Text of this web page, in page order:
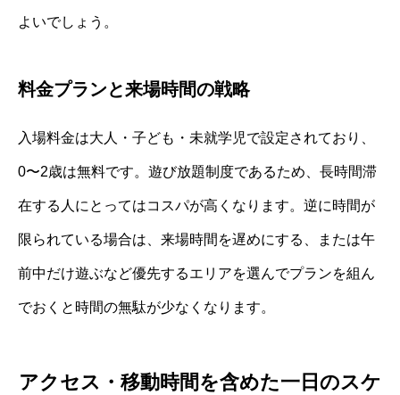
よいでしょう。
料金プランと来場時間の戦略
入場料金は大人・子ども・未就学児で設定されており、
0〜2歳は無料です。遊び放題制度であるため、長時間滞
在する人にとってはコスパが高くなります。逆に時間が
限られている場合は、来場時間を遅めにする、または午
前中だけ遊ぶなど優先するエリアを選んでプランを組ん
でおくと時間の無駄が少なくなります。
アクセス・移動時間を含めた一日のスケ